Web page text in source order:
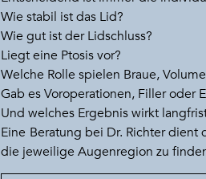
Wie stabil ist das Lid?
Wie gut ist der Lidschluss?
Liegt eine Ptosis vor?
Welche Rolle spielen Braue,
Gab es Voroperationen, Filler oder
Und welches Ergebnis wirkt
Eine Beratung bei Dr. Richter
die jeweilige Augenregion zu